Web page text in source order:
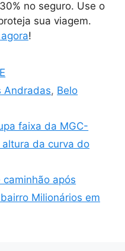
no seguro. Use o
sua viagem.
!
Andradas, Belo
faixa da MGC-
da curva do
após
Milionários em